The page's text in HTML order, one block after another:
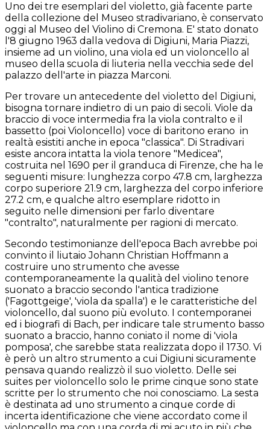
Uno dei tre esemplari del violetto, già facente parte
della collezione del Museo stradivariano, è conservato
oggi al Museo del Violino di Cremona. E' stato donato
l'8 giugno 1963 dalla vedova di Digiuni, Maria Piazzi,
insieme ad un violino, una viola ed un violoncello al
museo della scuola di liuteria nella vecchia sede del
palazzo dell'arte in piazza Marconi.
Per trovare un antecedente del violetto del Digiuni,
bisogna tornare indietro di un paio di secoli. Viole da
braccio di voce intermedia fra la viola contralto e il
bassetto (poi Violoncello) voce di baritono erano in
realtà esistiti anche in epoca "classica". Di Stradivari
esiste ancora intatta la viola tenore "Medicea",
costruita nel 1690 per il granduca di Firenze, che ha le
seguenti misure: lunghezza corpo 47.8 cm, larghezza
corpo superiore 21.9 cm, larghezza del corpo inferiore
27.2 cm, e qualche altro esemplare ridotto in
seguito nelle dimensioni per farlo diventare
"contralto", naturalmente per ragioni di mercato.
Secondo testimonianze dell'epoca Bach avrebbe poi
convinto il liutaio Johann Christian Hoffmann a
costruire uno strumento che avesse
contemporaneamente la qualità del violino tenore
suonato a braccio secondo l'antica tradizione
('Fagottgeige', 'viola da spalla') e le caratteristiche del
violoncello, dal suono più evoluto. I contemporanei
ed i biografi di Bach, per indicare tale strumento basso
suonato a braccio, hanno coniato il nome di 'viola
pomposa', che sarebbe stata realizzata dopo il 1730. Vi
è però un altro strumento a cui Digiuni sicuramente
pensava quando realizzò il suo violetto. Delle sei
suites per violoncello solo le prime cinque sono state
scritte per lo strumento che noi conosciamo. La sesta
è destinata ad uno strumento a cinque corde di
incerta identificazione che viene accordato come il